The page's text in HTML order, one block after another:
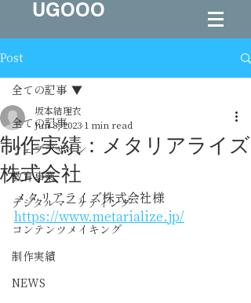
UGOOO
Post
全ての記事
ウェブデザイン
教育事業
デジタルマーケティング
コンテンツメイキング
制作実績
NEWS
全ての記事
制作実績：メタリアライズ
株式会社
坂本結理衣
Jun 8, 2023 1 min read
メタリアライズ株式会社様
https://www.metarialize.jp/